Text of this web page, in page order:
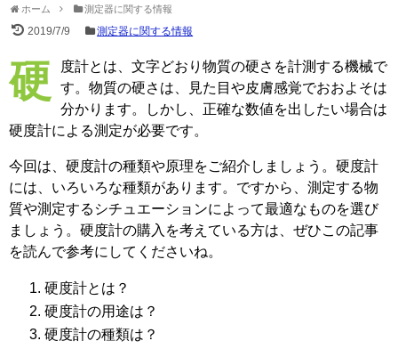
ホーム 測定器に関する情報
2019/7/9 測定器に関する情報
硬度計とは、文字どおり物質の硬さを計測する機械で
す。物質の硬さは、見た目や皮膚感覚でおおよそは
分かります。しかし、正確な数値を出したい場合は
硬度計による測定が必要です。
今回は、硬度計の種類や原理をご紹介しましょう。硬度計
には、いろいろな種類があります。ですから、測定する物
質や測定するシチュエーションによって最適なものを選び
ましょう。硬度計の購入を考えている方は、ぜひこの記事
を読んで参考にしてくださいね。
硬度計とは？
硬度計の用途は？
硬度計の種類は？